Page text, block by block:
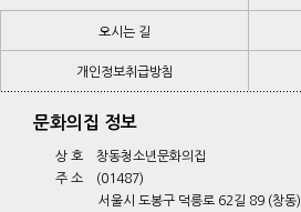
기관소개
오시는 길
오시는 길
개인정보취급방침
개인정보취급방침
문화의집 정보
상 호 창동청소년문화의집
주 소 (01487)
서울시 도봉구 덕릉로 62길 89 (창동)